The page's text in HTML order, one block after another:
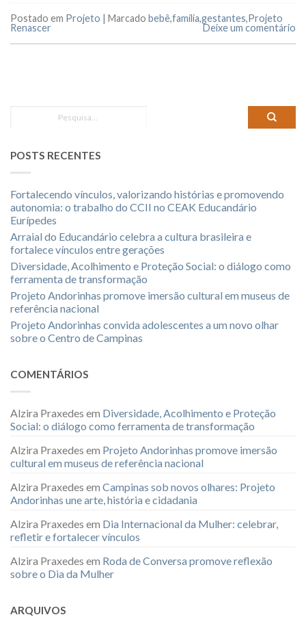
Postado em Projeto Marcado bebê,família,gestantes, Projeto
Renascer
Deixe um comentário
POSTS RECENTES
Fortalecendo vínculos, valorizando histórias e promovendo
autonomia: o trabalho do CCII no CEAK Educandário
Eurípedes
Arraial do Educandário celebra a cultura brasileira e
fortalece vínculos entre gerações
Diversidade, Acolhimento e Proteção Social: o diálogo como
ferramenta de transformação
Projeto Andorinhas promove imersão cultural em museus de
referência nacional
Projeto Andorinhas convida adolescentes a um novo olhar
sobre o Centro de Campinas
COMENTÁRIOS
Alzira Praxedes em Diversidade, Acolhimento e Proteção
Social: o diálogo como ferramenta de transformação
Alzira Praxedes em Projeto Andorinhas promove imersão
cultural em museus de referência nacional
Alzira Praxedes em Campinas sob novos olhares: Projeto
Andorinhas une arte, história e cidadania
Alzira Praxedes em Dia Internacional da Mulher: celebrar,
refletir e fortalecer vínculos
Alzira Praxedes em Roda de Conversa promove reflexão
sobre o Dia da Mulher
ARQUIVOS